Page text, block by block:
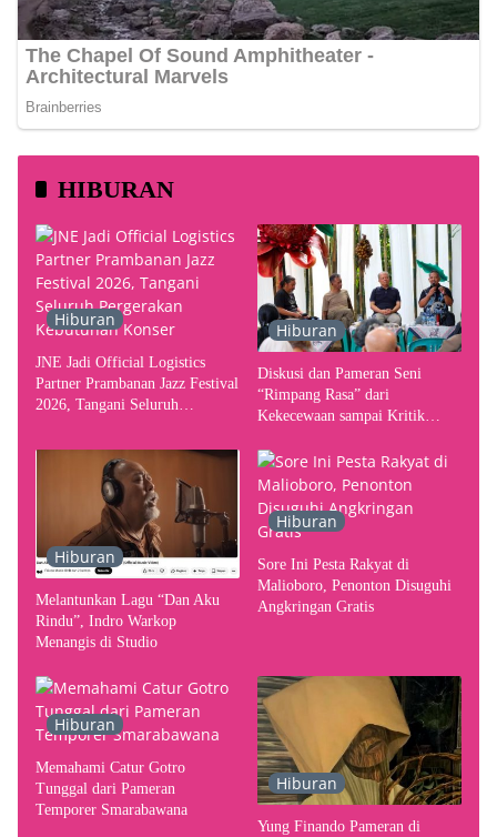
HIBURAN
Hiburan
JNE Jadi Official Logistics
Partner Prambanan Jazz Festival
2026, Tangani Seluruh
Hiburan
Diskusi dan Pameran Seni
“Rimpang Rasa” dari
Kekecewaan sampai Kritik
Pusat Pergerakan Seni Rupa
Indonesia
Hiburan
Melantunkan Lagu “Dan Aku
Rindu”, Indro Warkop
Menangis di Studio
Hiburan
Sore Ini Pesta Rakyat di
Malioboro, Penonton Disuguhi
Angkringan Gratis
Hiburan
Memahami Catur Gotro
Tunggal dari Pameran
Temporer Smarabawana
Hiburan
Yung Finando Pameran di